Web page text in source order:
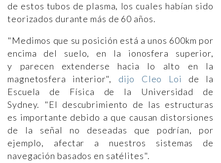
de estos tubos de plasma, los cuales habían sido
teorizados durante más de 60 años.
"Medimos que su posición está a unos 600km por
encima del suelo, en la ionosfera superior,
y parecen extenderse hacia lo alto en la
magnetosfera interior", dijo Cleo Loi
de la
Escuela de Física de la Universidad de
Sydney. "El descubrimiento de las estructuras
es importante debido a que causan distorsiones
de la señal no deseadas que podrían, por
ejemplo, afectar a nuestros sistemas de
navegación basados en satélites".